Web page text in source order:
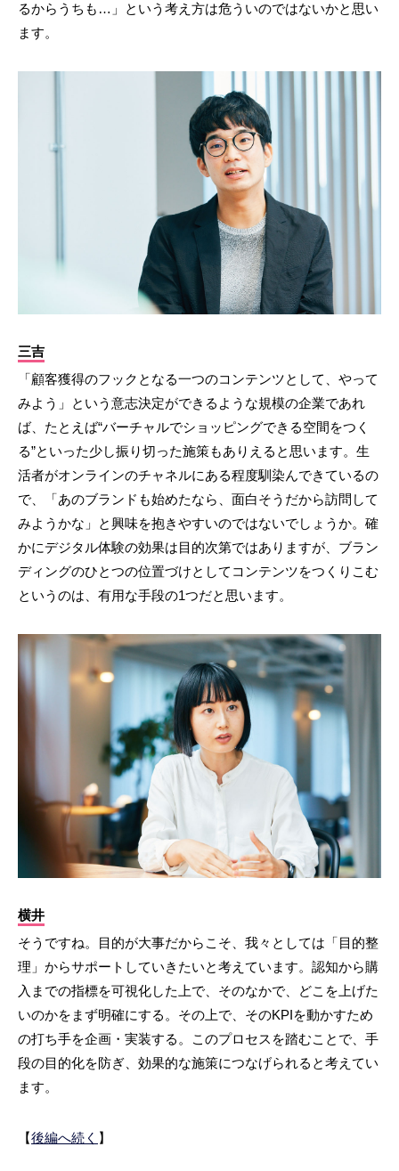
るからうちも…」という考え方は危ういのではないかと思い
ます。
三吉
「顧客獲得のフックとなる一つのコンテンツとして、やって
みよう」という意志決定ができるような規模の企業であれ
ば、たとえば“バーチャルでショッピングできる空間をつく
る”といった少し振り切った施策もありえると思います。生
活者がオンラインのチャネルにある程度馴染んできているの
で、「あのブランドも始めたなら、面白そうだから訪問して
みようかな」と興味を抱きやすいのではないでしょうか。確
かにデジタル体験の効果は目的次第ではありますが、ブラン
ディングのひとつの位置づけとしてコンテンツをつくりこむ
というのは、有用な手段の1つだと思います。
横井
そうですね。目的が大事だからこそ、我々としては「目的整
理」からサポートしていきたいと考えています。認知から購
入までの指標を可視化した上で、そのなかで、どこを上げた
いのかをまず明確にする。その上で、そのKPIを動かすため
の打ち手を企画・実装する。このプロセスを踏むことで、手
段の目的化を防ぎ、効果的な施策につなげられると考えてい
ます。
【後編へ続く 】